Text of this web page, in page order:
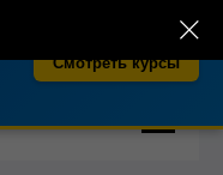
×
Смотреть курсы